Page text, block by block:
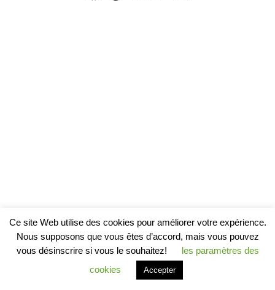
Ce site Web utilise des cookies pour améliorer votre expérience.
Nous supposons que vous êtes d’accord, mais vous pouvez
vous désinscrire si vous le souhaitez!
les paramètres des
cookies
Accepter